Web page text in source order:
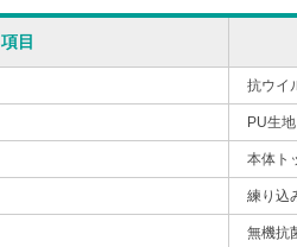
項目
抗ウイ
PU生
本体ト
練り込
無機抗